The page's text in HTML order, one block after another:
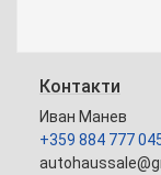
Контакти
Иван Манев
+359 884 777